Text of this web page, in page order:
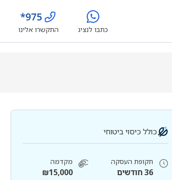
כתבו לנציג התקשרו אלינו
כולל כיסוי ביטוחי
תקופת העסקה
36 חודשים
מקדמה
₪15,000